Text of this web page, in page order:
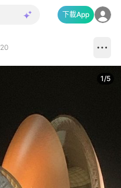
下載App
1/5